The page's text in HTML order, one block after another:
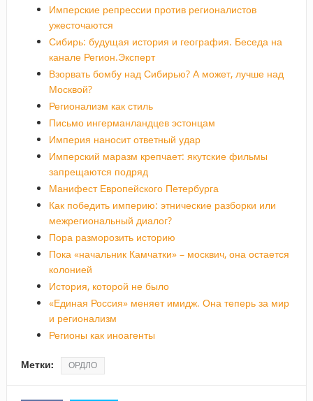
Имперские репрессии против регионалистов
ужесточаются
Сибирь: будущая история и география. Беседа на
канале Регион.Эксперт
Взорвать бомбу над Сибирью? А может, лучше над
Москвой?
Регионализм как стиль
Письмо ингерманландцев эстонцам
Империя наносит ответный удар
Имперский маразм крепчает: якутские фильмы
запрещаются подряд
Манифест Европейского Петербурга
Как победить империю: этнические разборки или
межрегиональный диалог?
Пора разморозить историю
Пока «начальник Камчатки» – москвич, она остается
колонией
История, которой не было
«Единая Россия» меняет имидж. Она теперь за мир
и регионализм
Регионы как иноагенты
Метки: ОРДЛО